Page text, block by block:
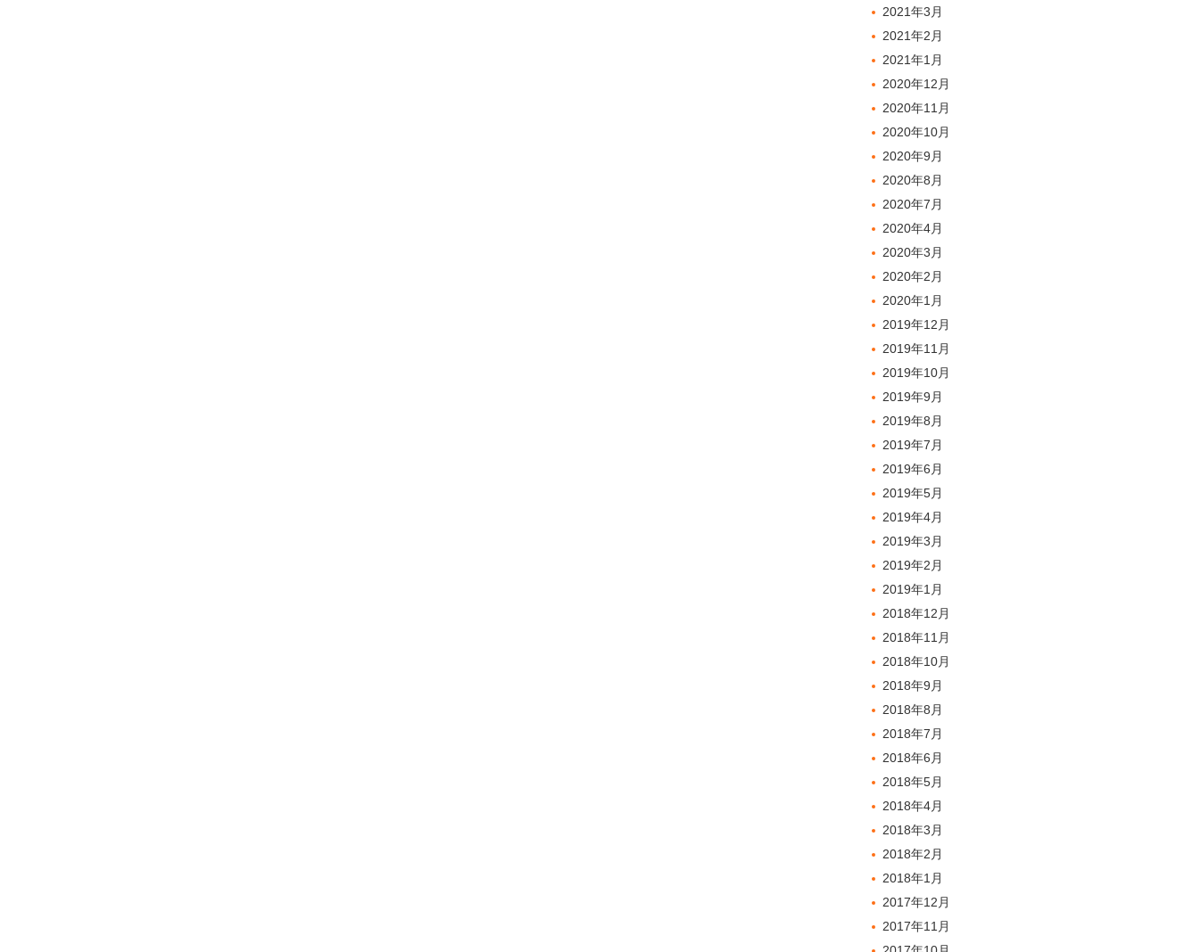
2021年3月
2021年2月
2021年1月
2020年12月
2020年11月
2020年10月
2020年9月
2020年8月
2020年7月
2020年4月
2020年3月
2020年2月
2020年1月
2019年12月
2019年11月
2019年10月
2019年9月
2019年8月
2019年7月
2019年6月
2019年5月
2019年4月
2019年3月
2019年2月
2019年1月
2018年12月
2018年11月
2018年10月
2018年9月
2018年8月
2018年7月
2018年6月
2018年5月
2018年4月
2018年3月
2018年2月
2018年1月
2017年12月
2017年11月